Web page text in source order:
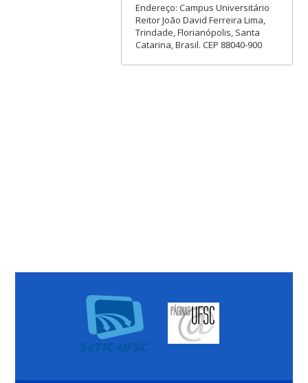
Endereço: Campus Universitário
Reitor João David Ferreira Lima,
Trindade, Florianópolis, Santa
Catarina, Brasil. CEP 88040-900